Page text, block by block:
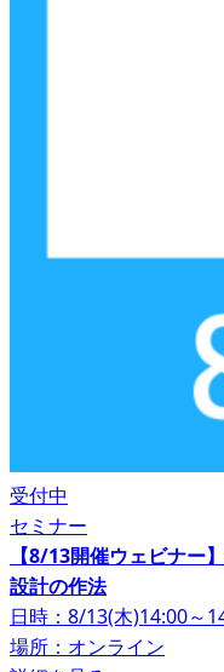
受付中
セミナー
【8/13開催ウェビナー
設計の作法
日時：8/13(木)14:00～
場所：オンライン